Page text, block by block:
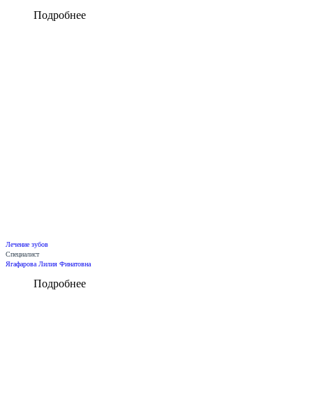
Подробнее
Лечение зубов
Специалист
Ягафарова Лилия Финатовна
Подробнее